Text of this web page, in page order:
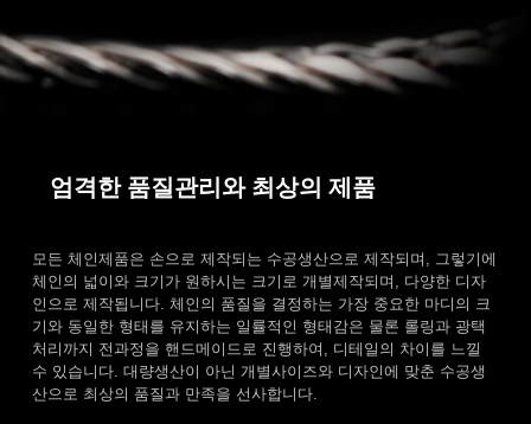
엄격한 품질관리와 최상의 제품
모든 체인제품은 손으로 제작되는 수공생산으로 제작되며, 그렇기에
체인의 넓이와 크기가 원하시는 크기로 개별제작되며, 다양한 디자
인으로 제작됩니다. 체인의 품질을 결정하는 가장 중요한 마디의 크
기와 동일한 형태를 유지하는 일률적인 형태감은 물론 롤링과 광택
처리까지 전과정을 핸드메이드로 진행하여, 디테일의 차이를 느낄
수 있습니다. 대량생산이 아닌 개별사이즈와 디자인에 맞춘 수공생
산으로 최상의 품질과 만족을 선사합니다.